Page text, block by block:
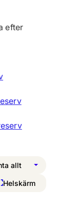
efter
allt
Helskärm